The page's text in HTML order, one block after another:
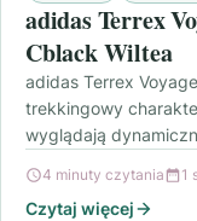
adidas Terrex
Cblack Wiltea
adidas Terrex
trekkingowy
wyglądają
4 minuty czytania 1
Czytaj więcej